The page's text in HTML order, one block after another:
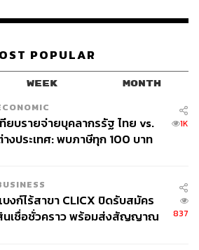
POPULAR
WEEK MONTH
ทียบรายจ่ายบุคลากรรัฐ ไทย vs.
างประเทศ: พบภาษีทุก 100 บาท
1K
งก์ไร้สาขา CLICX ปิดรับสมัคร
นเชื่อชั่วคราว พร้อมส่งสัญญาณ
837